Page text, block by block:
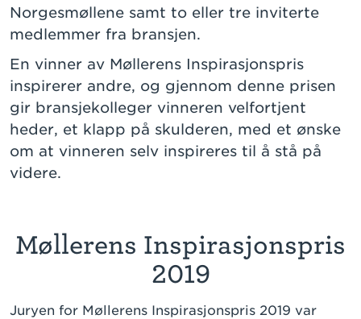
Norgesmøllene samt to eller tre inviterte
medlemmer fra bransjen.
En vinner av Møllerens Inspirasjonspris
inspirerer andre, og gjennom denne prisen
gir bransjekolleger vinneren velfortjent
heder, et klapp på skulderen, med et ønske
om at vinneren selv inspireres til å stå på
videre.
Møllerens Inspirasjonspris
2019
Juryen for Møllerens Inspirasjonspris 2019 var